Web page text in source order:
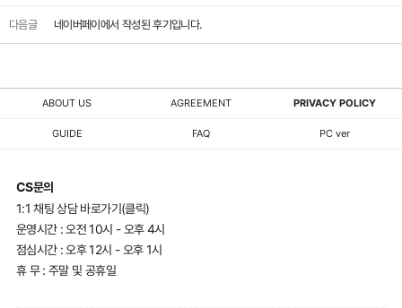
다음글 네이버페이에서 작성된 후기입니다.
ABOUT US AGREEMENT PRIVACY POLICY
GUIDE FAQ PC ver
CS문의
1:1 채팅 상담 바로가기(클릭)
운영시간 : 오전 10시 - 오후 4시
점심시간 : 오후 12시 - 오후 1시
휴 무 : 주말 및 공휴일